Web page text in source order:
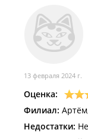
13 февраля 2024 г.
Оценка:
Филиал:
Недостатки: